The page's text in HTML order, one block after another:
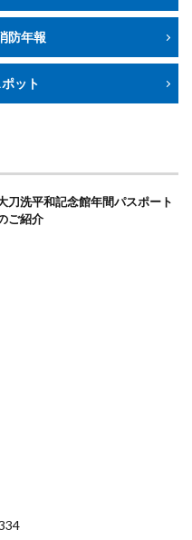
防年報
ット
刀洗平和記念館年間パスポート
ご紹介